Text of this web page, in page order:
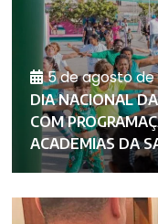
5 de agosto de
DIA NACIONAL
COM
ACADEMIAS DA